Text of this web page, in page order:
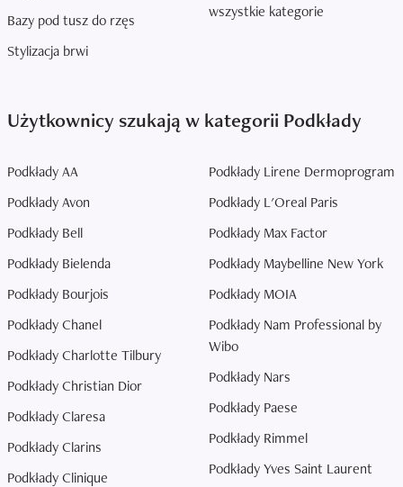
Bazy pod tusz do rzęs
Stylizacja brwi
wszystkie kategorie
Użytkownicy szukają w kategorii Podkłady
Podkłady AA
Podkłady Avon
Podkłady Bell
Podkłady Bielenda
Podkłady Bourjois
Podkłady Chanel
Podkłady Charlotte Tilbury
Podkłady Christian Dior
Podkłady Claresa
Podkłady Clarins
Podkłady Clinique
Podkłady Lirene Dermoprogram
Podkłady L'Oreal Paris
Podkłady Max Factor
Podkłady Maybelline New York
Podkłady MOIA
Podkłady Nam Professional by
Wibo
Podkłady Nars
Podkłady Paese
Podkłady Rimmel
Podkłady Yves Saint Laurent